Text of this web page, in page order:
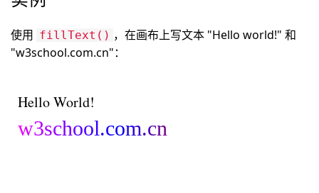
使用 fillText() ，在画布上写文本 "Hello world!" 和
"w3school.com.cn"：